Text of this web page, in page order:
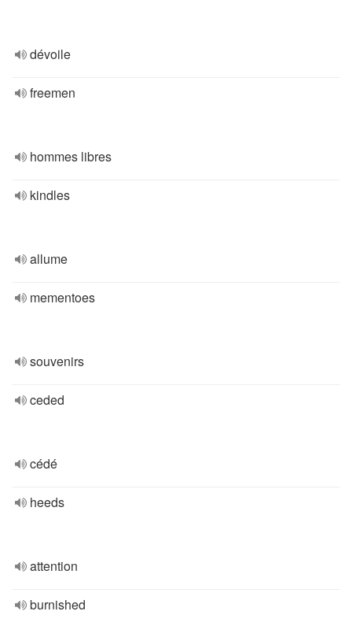
dévoile
freemen
hommes libres
kindles
allume
mementoes
souvenirs
ceded
cédé
heeds
attention
burnished